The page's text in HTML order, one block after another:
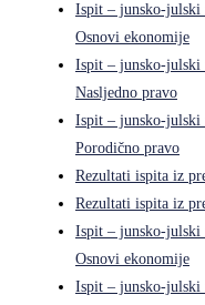
Ispit – junsko-julski
Osnovi ekonomije
Ispit – junsko-julski
Nasljedno pravo
Ispit – junsko-julski
Porodično pravo
Rezultati ispita iz
Rezultati ispita iz
Ispit – junsko-
Osnovi ekonomije
Ispit – junsko-julski